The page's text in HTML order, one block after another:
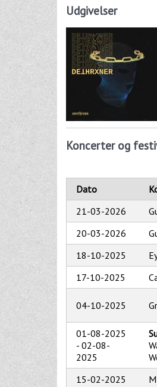
Udgivelser
Koncerter og
Dato
21-03-2026
20-03-2026
18-10-2025
17-10-2025
04-10-2025
01-08-2025
- 02-08-
2025
15-02-2025